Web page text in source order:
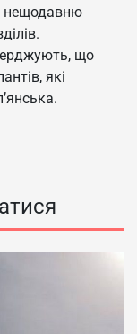
нещодавню
що
які